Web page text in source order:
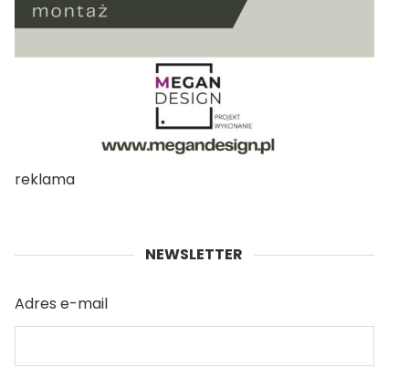
reklama
NEWSLETTER
Adres e-mail